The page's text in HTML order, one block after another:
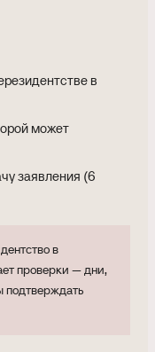
в
может
заявления (6
в
проверки — дни,
подтверждать